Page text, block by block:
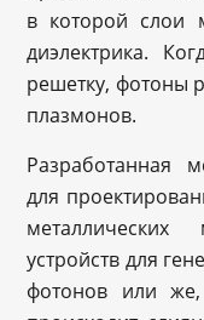
в которой слои
диэлектрика.
решетку, фотоны
плазмонов.
Разработанная
для
металлических
устройств для
фотонов или